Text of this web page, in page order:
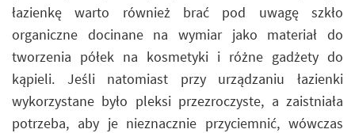
łazienkę warto również brać pod uwagę szkło
organiczne docinane na wymiar jako materiał do
tworzenia półek na kosmetyki i różne gadżety do
kąpieli. Jeśli natomiast przy urządzaniu łazienki
wykorzystane było pleksi przezroczyste, a zaistniała
potrzeba, aby je nieznacznie przyciemnić, wówczas